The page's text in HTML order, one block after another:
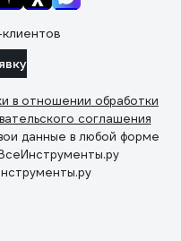
в отношении обработки
соглашения
данные в любой форме